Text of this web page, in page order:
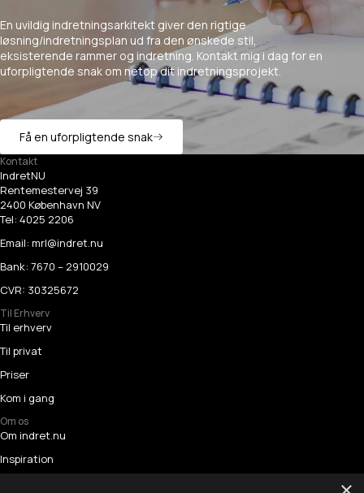
En uvildig indretningsarkitekt giver den rigtige
løsning/indretningsplan ud fra den ønskede stil,
eksisterende rammer og indretning. Kontaktmig i dag for en
uforpligtende snak om netopdit indretningsprojekt.
Få en uforpligtende snak
Kontakt
IndretNU
Rentemestervej 39
2400 København NV
Tel: 4025 2206
Email: mrl@indret.nu
Bank: 7670 – 2910029
CVR: 30325672
Til Erhverv
Til erhverv
Til privat
Priser
Kom i gang
Om os
Om indret.nu
Inspiration